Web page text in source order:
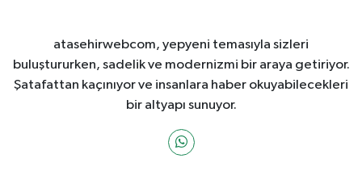
atasehirwebcom, yepyeni temasıyla sizleri
buluştururken, sadelik ve modernizmi bir araya getiriyor.
Şatafattan kaçınıyor ve insanlara haber okuyabilecekleri
bir altyapı sunuyor.